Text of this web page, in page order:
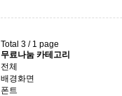
Total 3 /1 page
무료나눔 카테고리
전체
배경화면
폰트